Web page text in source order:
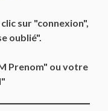
sur "connexion",
oublié".
Prenom" ou votre